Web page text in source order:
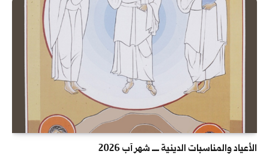
الأعياد والمناسبات الدينية ــــ شهر آب 2026